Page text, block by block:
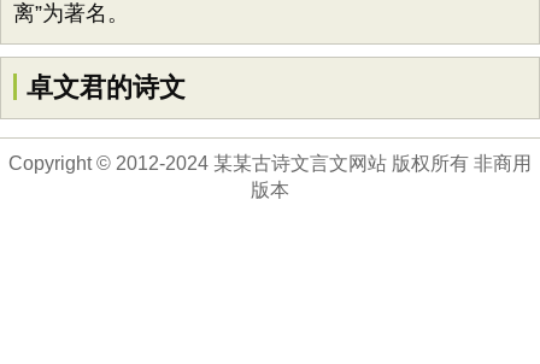
离”为著名。
卓文君的诗文
Copyright © 2012-2024 某某古诗文言文网站 版权所有 非商用
版本